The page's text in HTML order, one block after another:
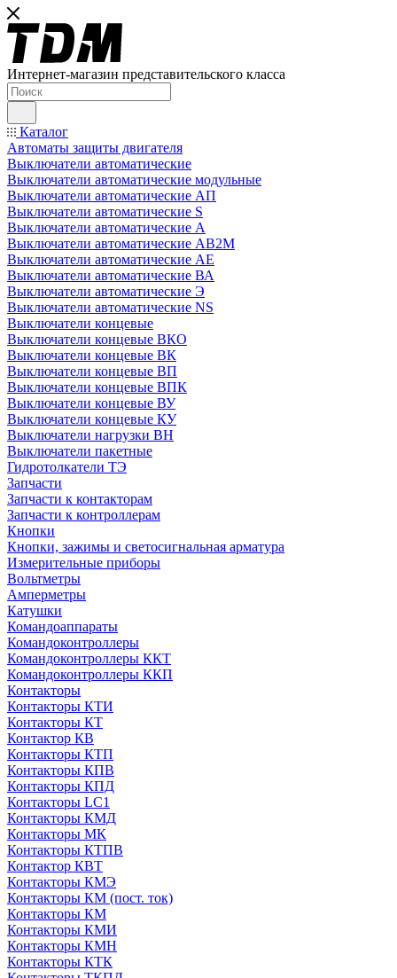
Интернет-магазин представительского класса
Каталог
Автоматы защиты двигателя
Выключатели автоматические
Выключатели автоматические модульные
Выключатели автоматические АП
Выключатели автоматические S
Выключатели автоматические А
Выключатели автоматические АВ2М
Выключатели автоматические АЕ
Выключатели автоматические ВА
Выключатели автоматические Э
Выключатели автоматические NS
Выключатели концевые
Выключатели концевые ВКО
Выключатели концевые ВК
Выключатели концевые ВП
Выключатели концевые ВПК
Выключатели концевые ВУ
Выключатели концевые КУ
Выключатели нагрузки ВН
Выключатели пакетные
Гидротолкатели ТЭ
Запчасти
Запчасти к контакторам
Запчасти к контроллерам
Кнопки
Кнопки, зажимы и светосигнальная арматура
Измерительные приборы
Вольтметры
Амперметры
Катушки
Командоаппараты
Командоконтроллеры
Командоконтроллеры ККТ
Командоконтроллеры ККП
Контакторы
Контакторы КТИ
Контакторы КТ
Контактор КВ
Контакторы КТП
Контакторы КПВ
Контакторы КПД
Контакторы LC1
Контакторы КМД
Контакторы МК
Контакторы КТПВ
Контактор КВТ
Контакторы КМЭ
Контакторы КМ (пост. ток)
Контакторы КМ
Контакторы КМИ
Контакторы КМН
Контакторы КТК